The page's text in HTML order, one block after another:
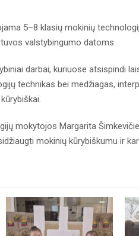
5–8 klasių mokinių
valstybingumo datoms.
darbai, kuriuose atsispindi
technikas bei medžiagas,
mokytojos Margarita
mokinių kūrybiškumu ir